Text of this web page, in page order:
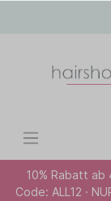
10% Rabatt ab
Code: ALL12 ·